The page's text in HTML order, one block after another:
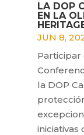
LA DOP
EN LA
JUN 8,
Participar
la DOP
iniciativas